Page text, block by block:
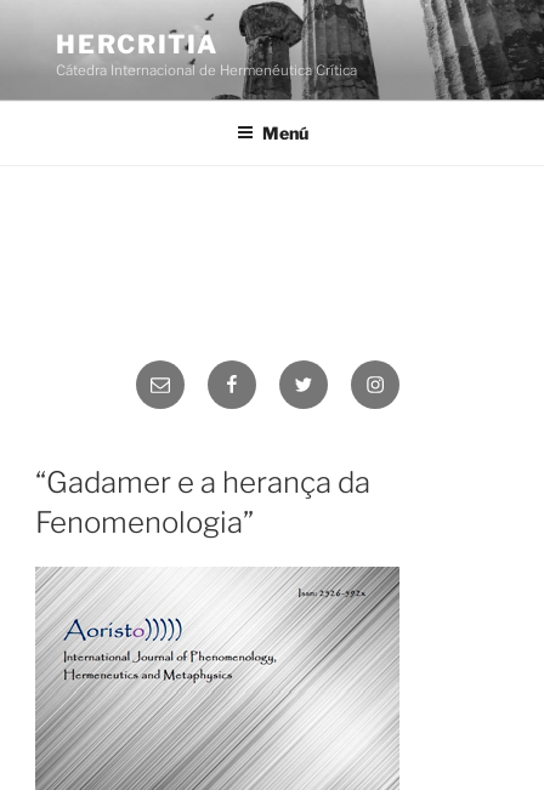
contenido
HERCRITIA
Cátedra Internacional de Hermenéutica Crítica
Menú
“Gadamer e a herança da
Fenomenologia”
Correo
electrónico
FacebookTwitter Instagram